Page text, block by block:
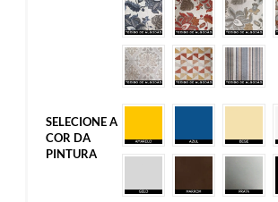
SELECIONE A
COR DA
PINTURA